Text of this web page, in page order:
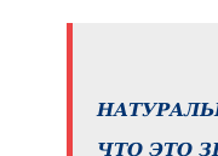
ЧТО ЭТО